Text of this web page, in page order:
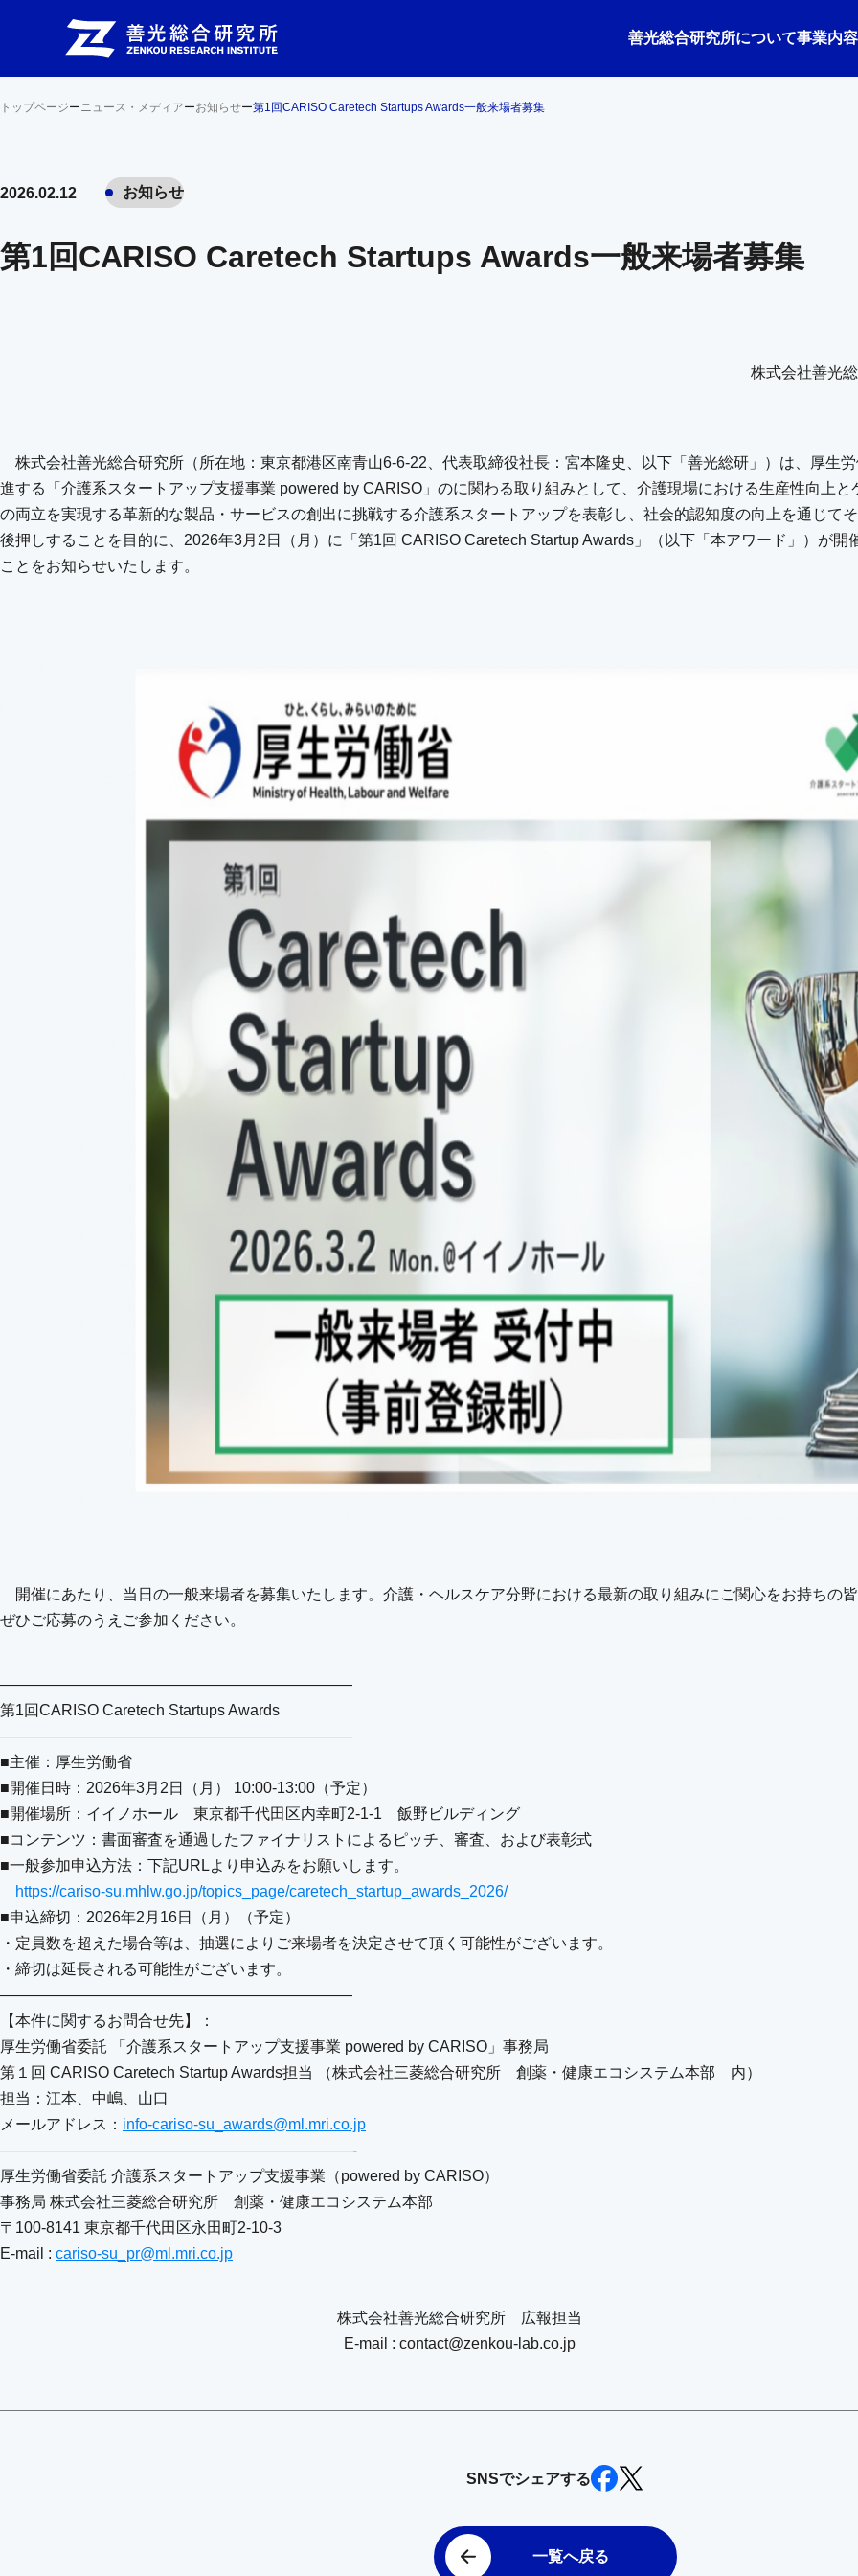
善光総合研究所について事業内容
トップページーニュース・メディアーお知らせー第1回CARISO Caretech Startups Awards一般来場者募集
2026.02.12 お知らせ
第1回CARISO Caretech Startups Awards一般来場者募集
株式会社善光
株式会社善光総合研究所（所在地：東京都港区南青山6-6-22、代表取締役社長：宮本隆史、以下「善光総研」）は、厚生
進する「介護系スタートアップ支援事業 powered by CARISO」のに関わる取り組みとして、介護現場における生産性向上と
の両立を実現する革新的な製品・サービスの創出に挑戦する介護系スタートアップを表彰し、社会的認知度の向上を通じて
後押しすることを目的に、2026年3月2日（月）に「第1回 CARISO Caretech Startup Awards」（以下「本アワード」）が開
ことをお知らせいたします。
開催にあたり、当日の一般来場者を募集いたします。介護・ヘルスケア分野における最新の取り組みにご関心をお持ちの
ぜひご応募のうえご参加ください。
———————————————————————
第1回CARISO Caretech Startups Awards
———————————————————————
■主催：厚生労働省
■開催日時：2026年3月2日（月） 10:00-13:00（予定）
■開催場所：イイノホール 東京都千代田区内幸町2-1-1 飯野ビルディング
■コンテンツ：書面審査を通過したファイナリストによるピッチ、審査、および表彰式
■一般参加申込方法：下記URLより申込みをお願いします。
https://cariso-su.mhlw.go.jp/topics_page/caretech_startup_awards_2026/
■申込締切：2026年2月16日（月）（予定）
・定員数を超えた場合等は、抽選によりご来場者を決定させて頂く可能性がございます。
・締切は延長される可能性がございます。
———————————————————————
【本件に関するお問合せ先】：
厚生労働省委託 「介護系スタートアップ支援事業 powered by CARISO」事務局
第１回 CARISO Caretech Startup Awards担当 （株式会社三菱総合研究所 創薬・健康エコシステム本部 内）
担当：江本、中嶋、山口
メールアドレス： info-cariso-su_awards@ml.mri.co.jp
———————————————————————-
厚生労働省委託 介護系スタートアップ支援事業（powered by CARISO）
事務局 株式会社三菱総合研究所 創薬・健康エコシステム本部
〒100-8141 東京都千代田区永田町2-10-3
E-mail : cariso-su_pr@ml.mri.co.jp
株式会社善光総合研究所 広報担当
E-mail : contact@zenkou-lab.co.jp
SNSでシェアする
一覧へ戻る